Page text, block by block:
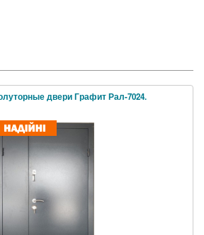
двери Графит Рал-7024.